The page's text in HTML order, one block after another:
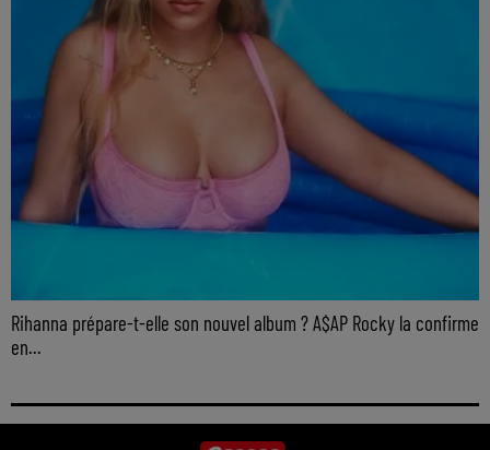
Rihanna prépare-t-elle son nouvel album ? A$AP Rocky la confirme
en...